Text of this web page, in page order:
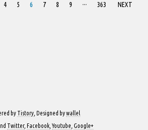
4 5 6 7 8 9 ··· 363 NEXT
by Tistory , Designed bywallel
Twitter, Facebook ,Youtube Google+